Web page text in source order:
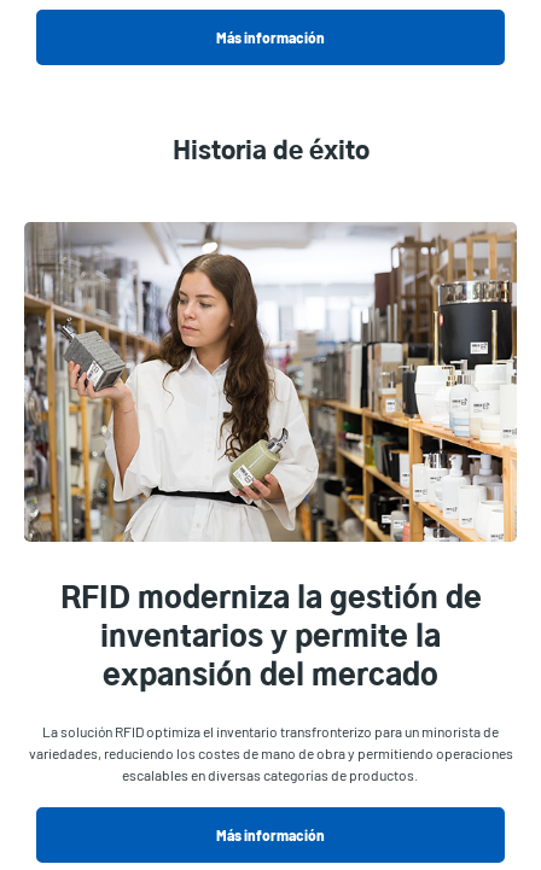
Más información
Historia de éxito
RFID moderniza la gestión de
inventarios y permite la
expansión del mercado
La solución RFID optimiza el inventario transfronterizo para un minorista de
variedades, reduciendo los costes de mano de obra y permitiendo operaciones
escalables en diversas categorías de productos.
Más información